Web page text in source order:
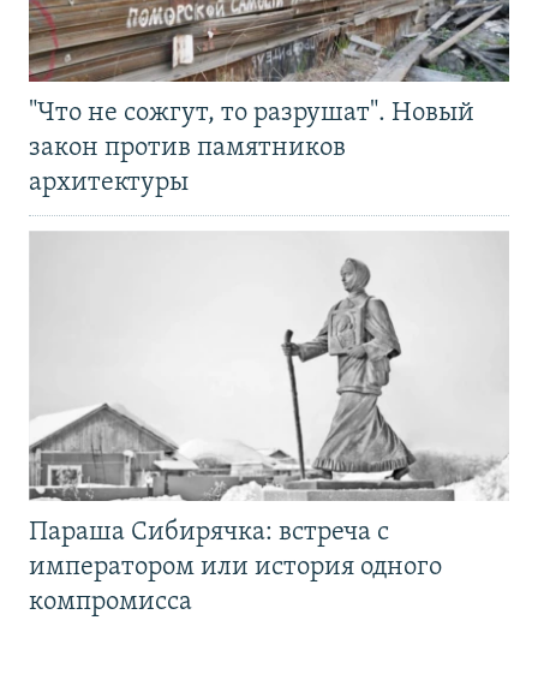
"Что не сожгут, то разрушат". Новый
закон против памятников
архитектуры
Параша Сибирячка: встреча с
императором или история одного
компромисса